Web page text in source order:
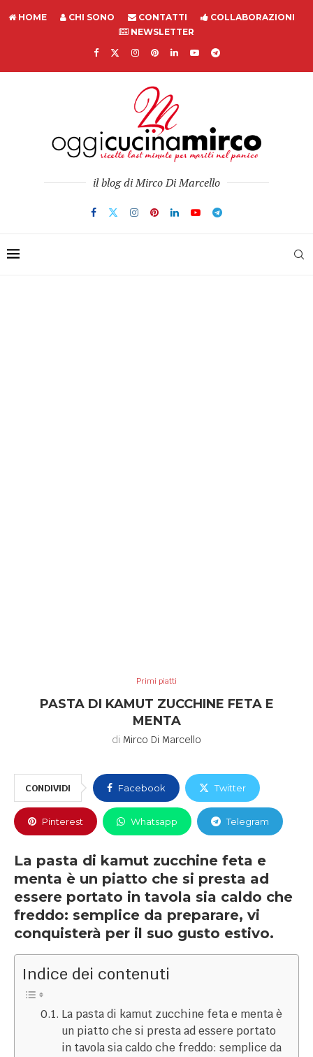
HOME CHI SONO CONTATTI
COLLABORAZIONI
NEWSLETTER
il blog di Mirco Di Marcello
Primi piatti
PASTA DI KAMUT ZUCCHINE FETA E
MENTA
di Mirco Di Marcello
CONDIVIDI Facebook Twitter
Pinterest Whatsapp Telegram
La pasta di kamut zucchine feta e
menta è un piatto che si presta ad
essere portato in tavola sia caldo che
freddo: semplice da preparare, vi
conquisterà per il suo gusto estivo.
Indice dei contenuti
La pasta di kamut zucchine feta e menta è
un piatto che si presta ad essere portato
in tavola sia caldo che freddo: semplice da